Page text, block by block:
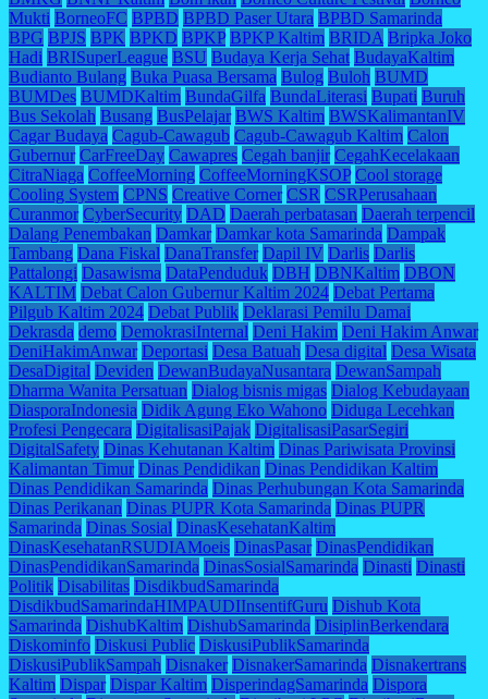
Mukti BorneoFC BPBD BPBD Paser Utara BPBD Samarinda
BPG BPJS BPK BPKD BPKP BPKP Kaltim BRIDA Bripka Joko
Hadi BRISuperLeague BSU Budaya Kerja Sehat BudayaKaltim
Budianto Bulang Buka Puasa Bersama Bulog Buloh BUMD
BUMDes BUMDKaltim BundaGilfa BundaLiterasi Bupati Buruh
Bus Sekolah Busang BusPelajar BWS Kaltim BWSKalimantanIV
Cagar Budaya Cagub-Cawagub Cagub-Cawagub Kaltim Calon
Gubernur CarFreeDay Cawapres Cegah banjir CegahKecelakaan
CitraNiaga CoffeeMorning CoffeeMorningKSOP Cool storage
Cooling System CPNS Creative Corner CSR CSRPerusahaan
Curanmor CyberSecurity DAD Daerah perbatasan Daerah terpencil
Dalang Penembakan Damkar Damkar kota Samarinda Dampak
Tambang Dana Fiskal DanaTransfer Dapil IV Darlis Darlis
Pattalongi Dasawisma DataPenduduk DBH DBNKaltim DBON
KALTIM Debat Calon Gubernur Kaltim 2024 Debat Pertama
Pilgub Kaltim 2024 Debat Publik Deklarasi Pemilu Damai
Dekrasda demo DemokrasiInternal Deni Hakim Deni Hakim Anwar
DeniHakimAnwar Deportasi Desa Batuah Desa digital Desa Wisata
DesaDigital Deviden DewanBudayaNusantara DewanSampah
Dharma Wanita Persatuan Dialog bisnis migas Dialog Kebudayaan
DiasporaIndonesia Didik Agung Eko Wahono Diduga Lecehkan
Profesi Pengecara DigitalisasiPajak DigitalisasiPasarSegiri
DigitalSafety Dinas Kehutanan Kaltim Dinas Pariwisata Provinsi
Kalimantan Timur Dinas Pendidikan Dinas Pendidikan Kaltim
Dinas Pendidikan Samarinda Dinas Perhubungan Kota Samarinda
Dinas Perikanan Dinas PUPR Kota Samarinda Dinas PUPR
Samarinda Dinas Sosial DinasKesehatanKaltim
DinasKesehatanRSUDIAMoeis DinasPasar DinasPendidikan
DinasPendidikanSamarinda DinasSosialSamarinda Dinasti Dinasti
Politik Disabilitas DisdikbudSamarinda
DisdikbudSamarindaHIMPAUDIInsentifGuru Dishub Kota
Samarinda DishubKaltim DishubSamarinda DisiplinBerkendara
Diskominfo Diskusi Public DiskusiPublikSamarinda
DiskusiPublikSampah Disnaker DisnakerSamarinda Disnakertrans
Kaltim Dispar Dispar Kaltim DisperindagSamarinda Dispora